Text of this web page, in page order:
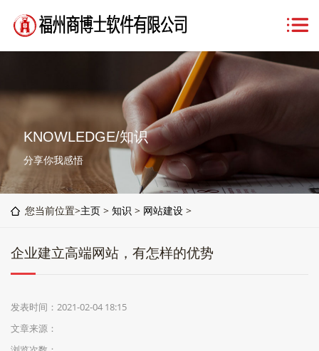
KNOWLEDGE/知识
分享你我感悟
您当前位置>主页 > 知识 > 网站建设 >
企业建立高端网站，有怎样的优势
发表时间：2021-02-04 18:15
文章来源：